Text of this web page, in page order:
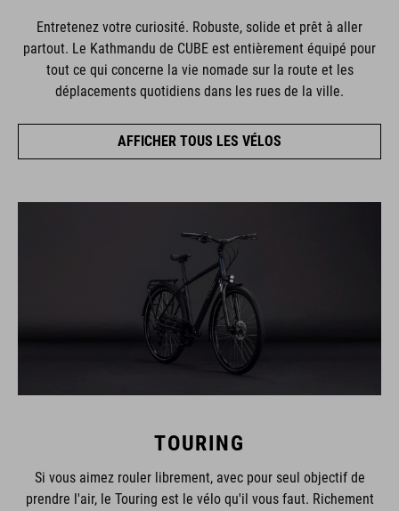
Entretenez votre curiosité. Robuste, solide et prêt à aller
partout. Le Kathmandu de CUBE est entièrement équipé pour
tout ce qui concerne la vie nomade sur la route et les
déplacements quotidiens dans les rues de la ville.
AFFICHER TOUS LES VÉLOS
TOURING
Si vous aimez rouler librement, avec pour seul objectif de
prendre l'air, le Touring est le vélo qu'il vous faut. Richement